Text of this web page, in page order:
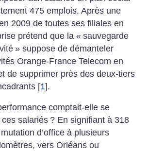
475 emplois. Après une
2009 de toutes ses filiales en
prétend que la « sauvegarde
» suppose de démanteler
Orange-France Telecom en
de supprimer près des deux-tiers
[1].
comptait-elle se
salariés ? En signifiant à 318
d’office à plusieurs
vers Orléans ou